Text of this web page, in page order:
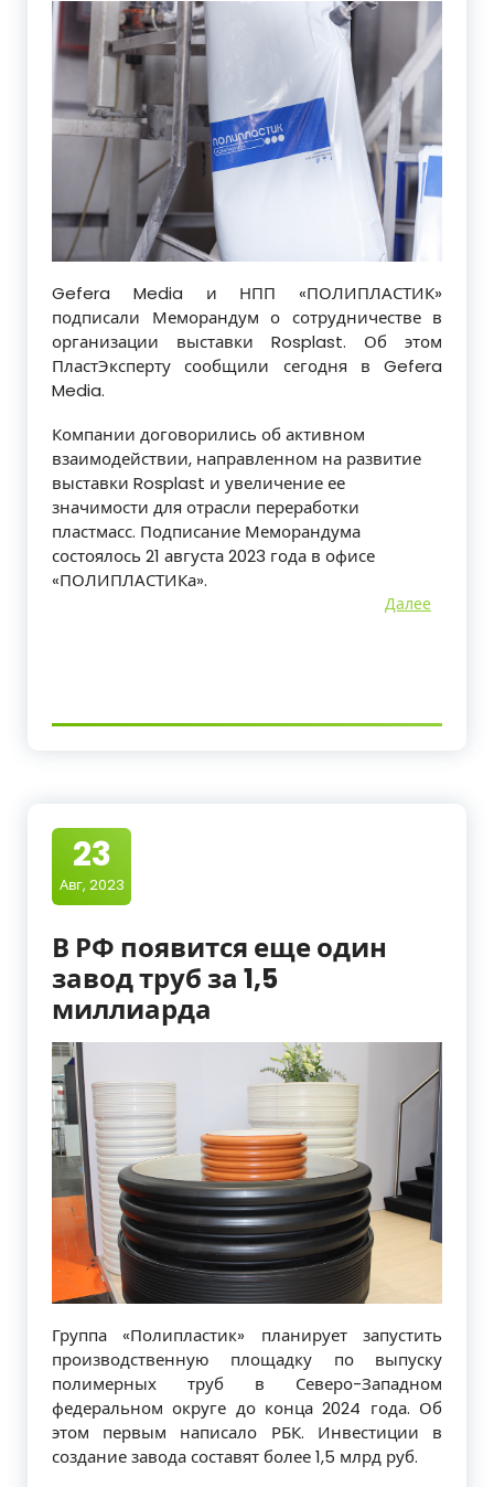
Gefera Media и НПП «ПОЛИПЛАСТИК»
подписали Меморандум о сотрудничестве в
организации выставки Rosplast. Об этом
ПластЭксперту сообщили сегодня в Gefera
Media.
Компании договорились об активном
взаимодействии, направленном на развитие
выставки Rosplast и увеличение ее
значимости для отрасли переработки
пластмасс. Подписание Меморандума
состоялось 21 августа 2023 года в офисе
«ПОЛИПЛАСТИКа».
Далее
23
Авг, 2023
В РФ появится еще один
завод труб за 1,5
миллиарда
Группа «Полипластик» планирует запустить
производственную площадку по выпуску
полимерных труб в Северо-Западном
федеральном округе до конца 2024 года. Об
этом первым написало РБК. Инвестиции в
создание завода составят более 1,5 млрд руб.